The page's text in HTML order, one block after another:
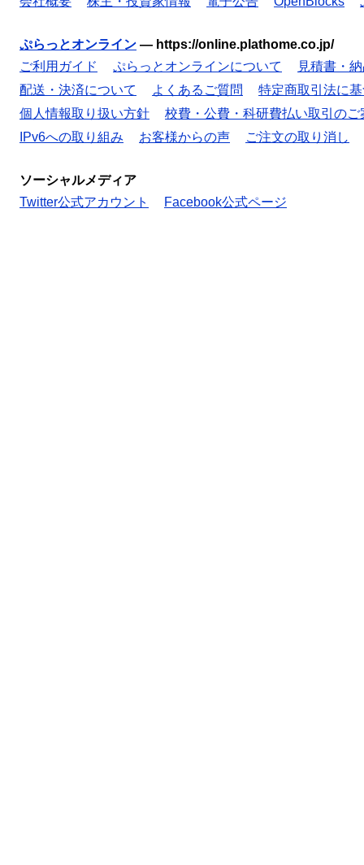
ぷらっとオンライン — https://online.plathome.co.jp/
ご利用ガイド
ぷらっとオンラインについて
見積書・
配送・決済について
よくあるご質問
特定商取引法に
個人情報取り扱い方針
校費・公費・科研費払い取引のご
IPv6への取り組み
お客様からの声 ご注文の取り消し
ソーシャルメディア
Twitter公式アカウント
Facebook公式ページ